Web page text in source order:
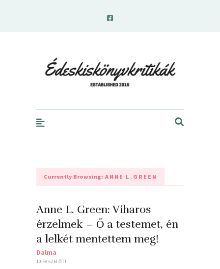
Currently Browsing: ANNE L.GREEN
Anne L. Green: Viharos
érzelmek – Ő a testemet, én
a lelkét mentettem meg!
Dalma
10 ÉV EZELŐTT